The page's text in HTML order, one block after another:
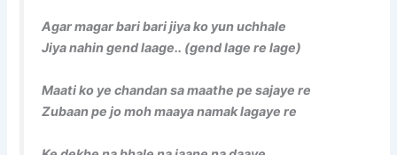
Agar magar bari bari jiya ko yun uchhale
Jiya nahin gend laage.. (gend lage re lage)
Maati ko ye chandan sa maathe pe sajaye re
Zubaan pe jo moh maaya namak lagaye re